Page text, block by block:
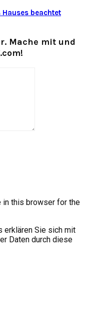
beachtet
Mache mit und
in this browser for the
erklären Sie sich mit
Daten durch diese